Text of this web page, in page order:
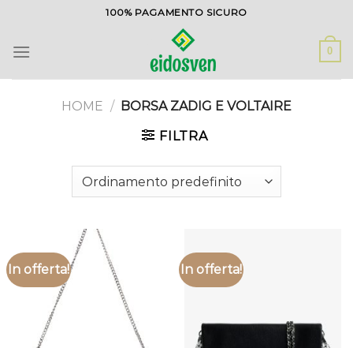
contenuti
100% PAGAMENTO SICURO
0
HOME / BORSA ZADIG E VOLTAIRE
FILTRA
In offerta! In offerta!